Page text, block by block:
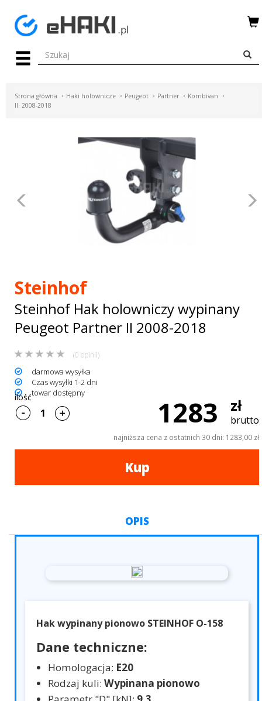
Menu
HAKI
WIĄZKI
BOXY
dachowe
AKCESORIA
SPORTOWE
Turystyka
Przyczepy
samochodowe
Strona główna Haki holownicze Peugeot Partner
Kombivan
II. 2008-2018
Poprzednie
Steinhof
Steinhof Hak holowniczy wypinany
Peugeot Partner II 2008-2018
(0 opinii)
darmowa wysyłka
Czas wysyłki 1-2 dni
towar dostępny
1283 zł
brutto
najniższa cena z ostatnich 30 dni: 1283,00 zł
ilość
Kup
OPIS
Hak wypinany pionowo STEINHOF O-158
Dane techniczne:
Homologacja: E20
Rodzaj kuli: Wypinana pionowo